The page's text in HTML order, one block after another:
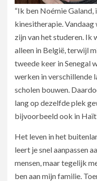
“Ik ben Noémie
kinesitherapie. Vandaag
zijn van het studeren. Ik
alleen in België, terwijl
tweede keer in Senegal
werken in verschillende
scholen bouwen.
lang op dezelfde plek
bijvoorbeeld ook in
Het leven in het
leert je snel aanpassen
mensen, maar tegelijk
ben aan mijn familie.